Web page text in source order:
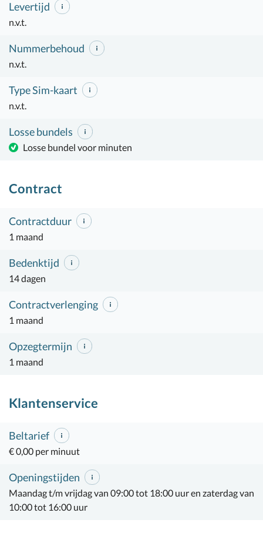
Levertijd
n.v.t.
Nummerbehoud
n.v.t.
Type Sim-kaart
n.v.t.
Losse bundels
Losse bundel voor minuten
Contract
Contractduur
1 maand
Bedenktijd
14 dagen
Contractverlenging
1 maand
Opzegtermijn
1 maand
Klantenservice
Beltarief
€ 0,00 per minuut
Openingstijden
Maandag t/m vrijdag van 09:00 tot 18:00 uur en zaterdag van
10:00 tot 16:00 uur